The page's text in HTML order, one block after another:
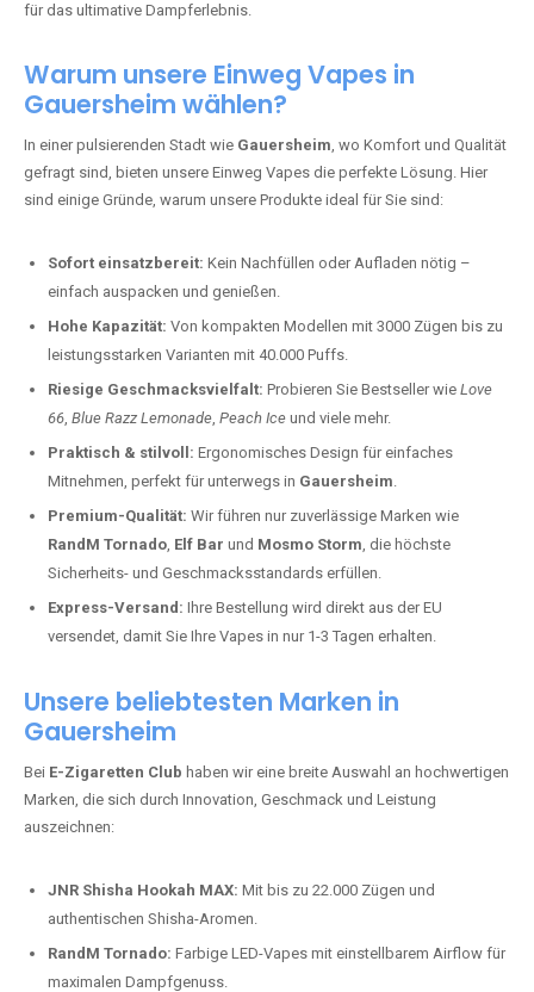
für das ultimative Dampferlebnis.
Warum unsere Einweg Vapes in
Gauersheim wählen?
In einer pulsierenden Stadt wie Gauersheim, wo Komfort und Qualität
gefragt sind, bieten unsere Einweg Vapes die perfekte Lösung. Hier
sind einige Gründe, warum unsere Produkte ideal für Sie sind:
Sofort einsatzbereit: Kein Nachfüllen oder Aufladen nötig –
einfach auspacken und genießen.
Hohe Kapazität: Von kompakten Modellen mit 3000 Zügen bis zu
leistungsstarken Varianten mit 40.000 Puffs.
Riesige Geschmacksvielfalt: Probieren Sie Bestseller wie Love
66, Blue Razz Lemonade, Peach Ice und viele mehr.
Praktisch & stilvoll: Ergonomisches Design für einfaches
Mitnehmen, perfekt für unterwegs in Gauersheim.
Premium-Qualität: Wir führen nur zuverlässige Marken wie
RandM Tornado, Elf Bar und Mosmo Storm, die höchste
Sicherheits- und Geschmacksstandards erfüllen.
Express-Versand: Ihre Bestellung wird direkt aus der EU
versendet, damit Sie Ihre Vapes in nur 1-3 Tagen erhalten.
Unsere beliebtesten Marken in
Gauersheim
Bei E-Zigaretten Club haben wir eine breite Auswahl an hochwertigen
Marken, die sich durch Innovation, Geschmack und Leistung
auszeichnen:
JNR Shisha Hookah MAX: Mit bis zu 22.000 Zügen und
authentischen Shisha-Aromen.
RandM Tornado: Farbige LED-Vapes mit einstellbarem Airflow für
maximalen Dampfgenuss.